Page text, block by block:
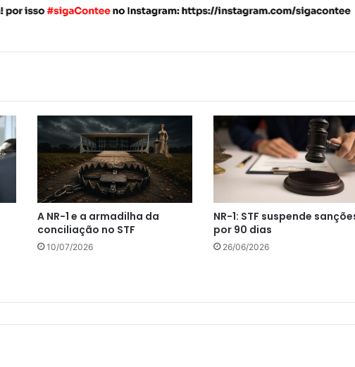
A NR-1 e a armadilha da
conciliação no STF
10/07/2026
NR-1: STF suspende
por 90 dias
26/06/2026